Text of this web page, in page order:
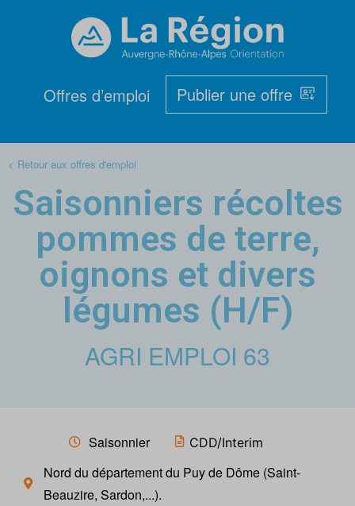
Offres d’emploi Publier une offre
< Retour aux offres d'emploi
Saisonniers récoltes
pommes de terre,
oignons et divers
légumes (H/F)
AGRI EMPLOI 63
Saisonnier CDD/Interim
Nord du département du Puy de Dôme (Saint-
Beauzire, Sardon,...).